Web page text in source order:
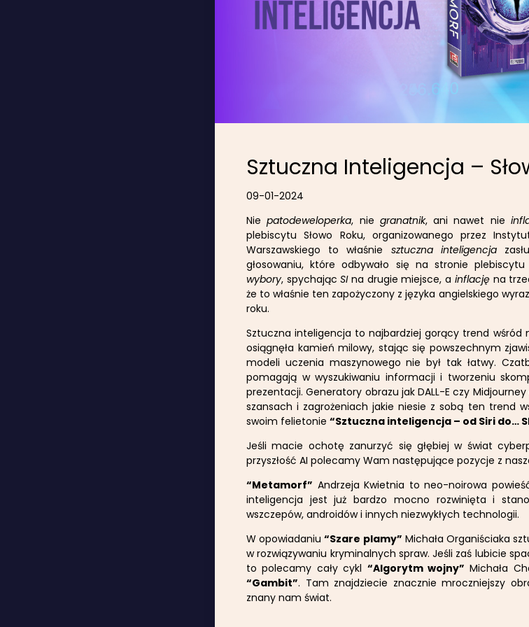
Sztuczna Inteligencja –
09-01-2024
Niepatodeweloperka, nie granatnik, ani nawet nie
plebiscytu Słowo Roku, organizowanego przez
Warszawskiego to właśnie sztuczna inteligencja
głosowaniu, które odbywało się na stronie
wybory, spychającSIna drugie miejsce, a inflacjęna
że to właśnie ten zapożyczony z języka angielskiego
roku.
Sztuczna inteligencja to najbardziej gorący trend wśród
osiągnęła kamień milowy, stając się powszechnym
modeli uczenia maszynowego nie był tak łatwy.
pomagają w wyszukiwaniu informacji i tworzeniu
prezentacji. Generatory obrazu jak DALL-E czy
szansach i zagrożeniach jakie niesie z sobą ten trend
swoim felietonie “Sztuczna inteligencja – od Siri do…
Jeśli macie ochotę zanurzyć się głębiej w świat
przyszłość AI polecamy Wam następujące pozycje z
“Metamorf” Andrzeja Kwietnia to neo-noirowa
inteligencja jest już bardzo mocno rozwinięta i
wszczepów, androidów i innych niezwykłych technologii.
W opowiadaniu“Szare plamy” Michała Organiściaka
w rozwiązywaniu kryminalnych spraw. Jeśli zaś lubicie
to polecamy cały cykl “Algorytm wojny” Michała
“Gambit”. Tam znajdziecie znacznie mroczniejszy
znany nam świat.